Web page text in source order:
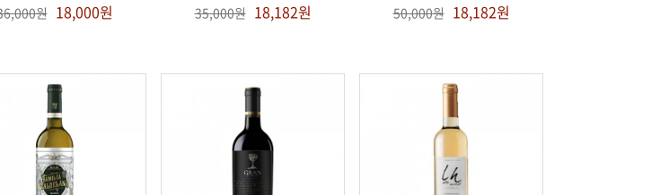
원 18,000원 35,000원 18,182원 50,000원 18,182원